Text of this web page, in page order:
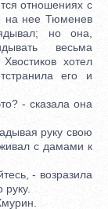
отношениях с
на нее Тюменев
но она,
весьма
хотел
его и
- сказала она
руку свою
с дамами к
- возразила